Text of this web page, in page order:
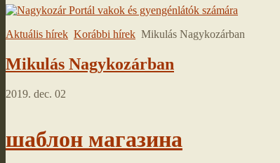
Aktuális hírek Korábbi hírek Mikulás Nagykozárban
Mikulás Nagykozárban
2019. dec. 02
шаблон магазина